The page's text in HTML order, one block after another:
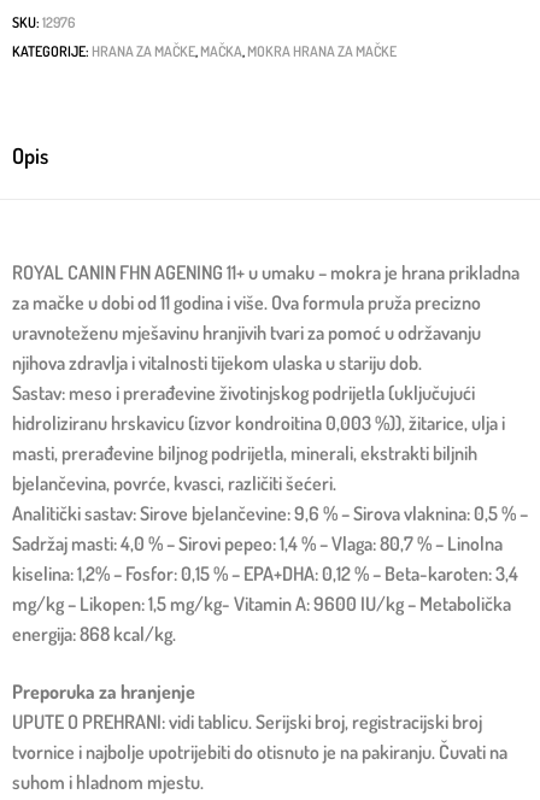
SKU: 12976
KATEGORIJE: HRANA ZA MAČKE, MAČKA, MOKRA HRANA ZA MAČKE
Opis
ROYAL CANIN FHN AGENING 11+ u umaku – mokra je hrana prikladna
za mačke u dobi od 11 godina i više. Ova formula pruža precizno
uravnoteženu mješavinu hranjivih tvari za pomoć u održavanju
njihova zdravlja i vitalnosti tijekom ulaska u stariju dob.
Sastav: meso i prerađevine životinjskog podrijetla (uključujući
hidroliziranu hrskavicu (izvor kondroitina 0,003 %)), žitarice, ulja i
masti, prerađevine biljnog podrijetla, minerali, ekstrakti biljnih
bjelančevina, povrće, kvasci, različiti šećeri.
Analitički sastav: Sirove bjelančevine: 9,6 % – Sirova vlaknina: 0,5 % –
Sadržaj masti: 4,0 % – Sirovi pepeo: 1,4 % – Vlaga: 80,7 % – Linolna
kiselina: 1,2% – Fosfor: 0,15 % – EPA+DHA: 0,12 % – Beta-karoten: 3,4
mg/kg – Likopen: 1,5 mg/kg- Vitamin A: 9600 IU/kg – Metabolička
energija: 868 kcal/kg.
Preporuka za hranjenje
UPUTE O PREHRANI: vidi tablicu. Serijski broj, registracijski broj
tvornice i najbolje upotrijebiti do otisnuto je na pakiranju. Čuvati na
suhom i hladnom mjestu.